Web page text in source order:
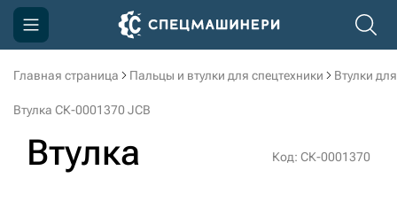
Главная страница Пальцы и втулки для спецтехники Втулки
Втулка СК-0001370 JCB
Втулка Код: СК-0001370
Компания
Доставка и оплата